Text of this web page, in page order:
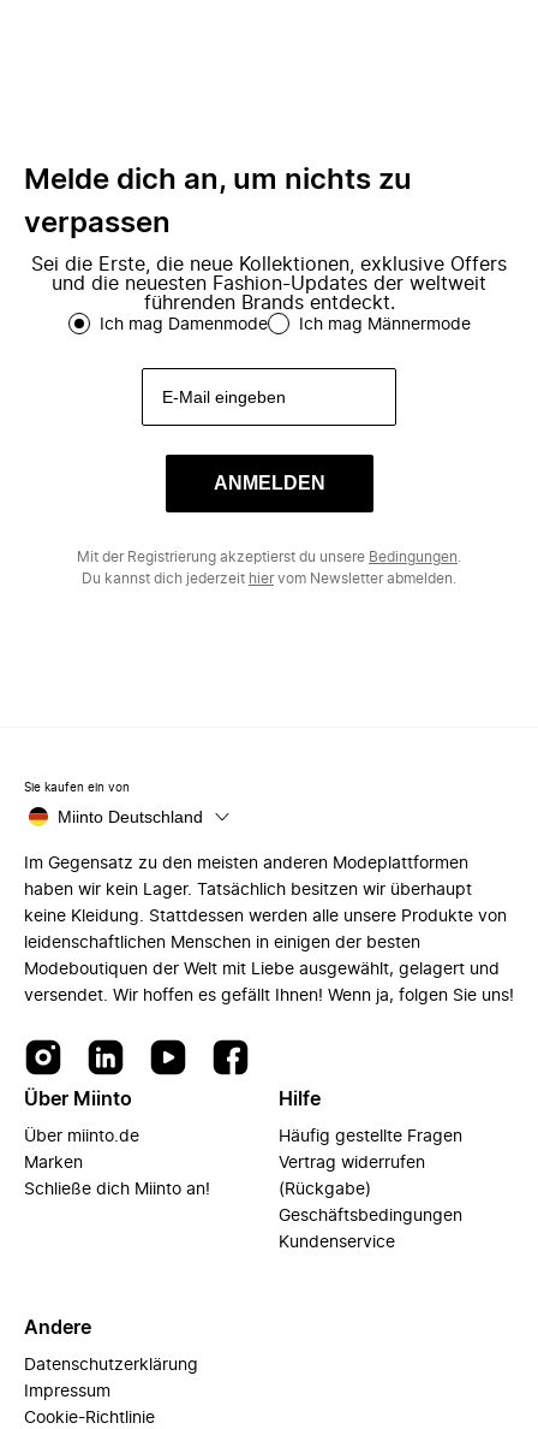
Melde dich an, um nichts zu
verpassen
Sei die Erste, die neue Kollektionen, exklusive Offers
und die neuesten Fashion-Updates der weltweit
führenden Brands entdeckt.
Ich mag Damenmode Ich mag Männermode
ANMELDEN
Mit der Registrierung akzeptierst du unsere Bedingungen
Du kannst dich jederzeit hiervom Newsletter abmelden.
Sie kaufen ein von
Miinto Deutschland
Im Gegensatz zu den meisten anderen Modeplattformen
haben wir kein Lager. Tatsächlich besitzen wir überhaupt
keine Kleidung. Stattdessen werden alle unsere Produkte von
leidenschaftlichen Menschen in einigen der besten
Modeboutiquen der Welt mit Liebe ausgewählt, gelagert und
versendet. Wir hoffen es gefällt Ihnen! Wenn ja, folgen Sie uns!
Über Miinto
Über miinto.de
Marken
Schließe dich Miinto an!
Hilfe
Häufig gestellte Fragen
Vertrag widerrufen
(Rückgabe)
Geschäftsbedingungen
Kundenservice
Andere
Datenschutzerklärung
Impressum
Cookie-Richtlinie